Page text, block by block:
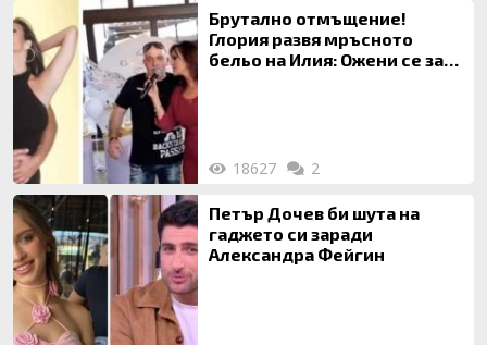
Брутално отмъщение!
Глория развя мръсното
бельо на Илия: Ожени се за
18627 2
Петър Дочев би шута на
гаджето си заради
Александра Фейгин